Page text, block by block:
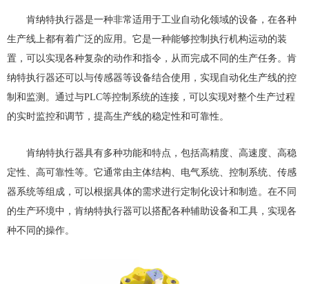
肯纳特执行器是一种非常适用于工业自动化领域的设备，在各种
生产线上都有着广泛的应用。它是一种能够控制执行机构运动的装
置，可以实现各种复杂的动作和指令，从而完成不同的生产任务。肯
纳特执行器还可以与传感器等设备结合使用，实现自动化生产线的控
制和监测。通过与PLC等控制系统的连接，可以实现对整个生产过程
的实时监控和调节，提高生产线的稳定性和可靠性。
肯纳特执行器具有多种功能和特点，包括高精度、高速度、高稳
定性、高可靠性等。它通常由主体结构、电气系统、控制系统、传感
器系统等组成，可以根据具体的需求进行定制化设计和制造。在不同
的生产环境中，肯纳特执行器可以搭配各种辅助设备和工具，实现各
种不同的操作。